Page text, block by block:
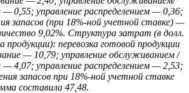
— 0,55; управление распределением — 0,36;
запасов (при 18%-ной учетной ставке) —
9,02%. Структура затрат (в долл.
продукции): перевозка готовой продукции
— 10,79; управление обслуживанием /
— 4,07; управление распределением — 2,53;
запасов при 18%-ной учетной ставке
составила 47,48.